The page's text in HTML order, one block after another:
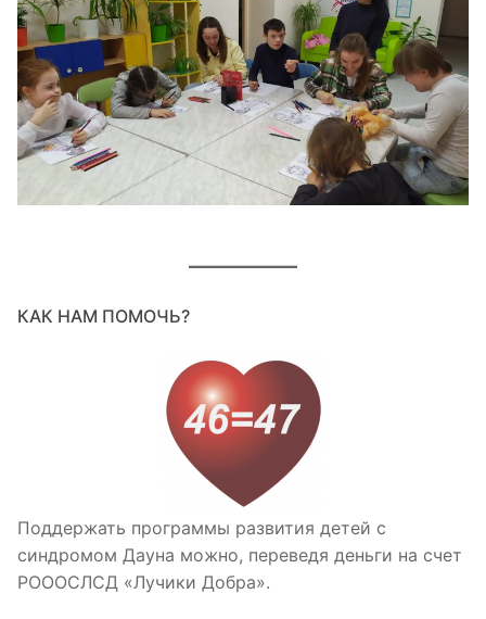
КАК НАМ ПОМОЧЬ?
Поддержать программы развития детей с
синдромом Дауна можно, переведя деньги на счет
РОООСЛСД «Лучики Добра».